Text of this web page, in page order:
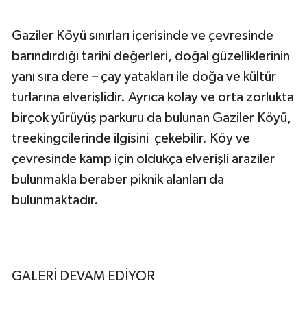
Gaziler Köyü sınırları içerisinde ve çevresinde
barındırdığı tarihi değerleri, doğal güzelliklerinin
yanı sıra dere – çay yatakları ile doğa ve kültür
turlarına elverişlidir. Ayrıca kolay ve orta zorlukta
birçok yürüyüş parkuru da bulunan Gaziler Köyü,
treekingcilerinde ilgisini çekebilir. Köy ve
çevresinde kamp için oldukça elverişli araziler
bulunmakla beraber piknik alanları da
bulunmaktadır.
GALERİ DEVAM EDİYOR